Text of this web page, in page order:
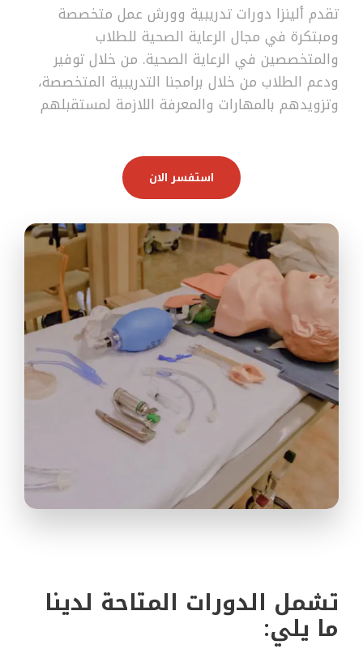
تقدم ألينزا دورات تدريبية وورش عمل متخصصة
ومبتكرة في مجال الرعاية الصحية للطلاب
والمتخصصين في الرعاية الصحية. من خلال توفير
ودعم الطلاب من خلال برامجنا التدريبية المتخصصة،
وتزويدهم بالمهارات والمعرفة اللازمة لمستقبلهم
استفسر الان
تشمل الدورات المتاحة لدينا
ما يلي: